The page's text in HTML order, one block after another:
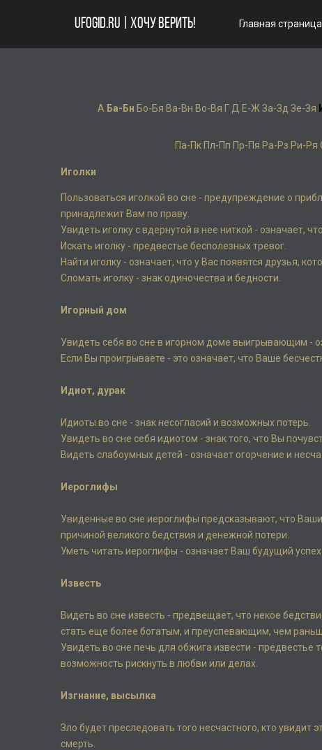
UFOGID.RU | ХОЧУ ВЕРИТЬ! Главная страница
А Ба-Бн Бо-Бя Ва-Вн Во-Вя Г Д Е-Ж За-Зд Зе-Зя
Па-Пк Пл-Пп Пр-Пя Ра-Рз Ри-Ря
Иголки
Пользоваться иголкой во сне - предупреждение о
принадлежит Вам по праву.
Увидеть иголку с вдернутой в нее ниткой - означает,
Искать иголку - предвестье бесполезных тревог.
Найти иголку - означает, что у Вас появятся друзья,
Сломать иголку - знак одиночества и бедности.
Игорный дом
Увидеть себя во сне в игорном доме выигрывающим -
Если Вы проигрываете - это означает, что Ваше
Идиот, дурак
Идиоты во сне - знак несогласий и возможных потерь.
Увидеть во сне себя идиотом - знак того, что Вы
Видеть слабоумных детей - означает огорчение и
Иероглифы
Увиденные во сне иероглифы предсказывают, что
причиной великого бедствия и денежной потери.
Уметь читать иероглифы - означает Ваш будущий
Известь
Видеть во сне известь - предвещает, что некое
стать еще более богатым, и преуспевающим, чем
Увидеть во сне печь для обжига извести -
возможность рискнуть в любви или делах.
Изгнание, высылка
Зло будет преследовать того несчастного, кто
смерть.